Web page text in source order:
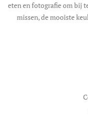
eten en fotografie om bij
missen, de mooiste